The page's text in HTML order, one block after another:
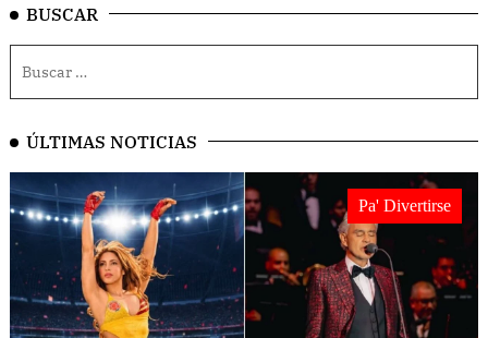
BUSCAR
ÚLTIMAS NOTICIAS
Pa' Divertirse